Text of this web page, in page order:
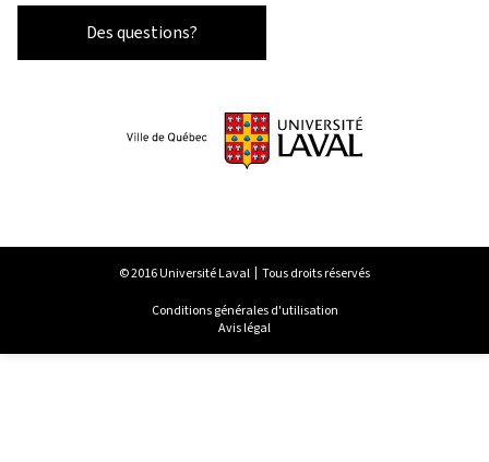
Des questions?
© 2016 Université Laval Tous droits réservés
Conditions générales d'utilisation
Avis légal